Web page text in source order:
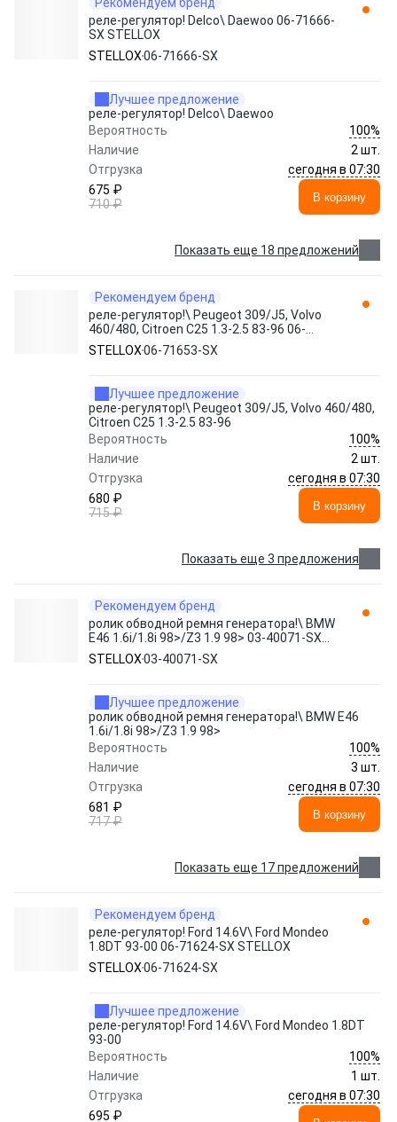
реле-регулятор! Delco\ Daewoo 06-71666-
SX STELLOX
STELLOX06-71666-SX
Лучшее предложение
реле-регулятор! Delco\ Daewoo
Вероятность
100%
Наличие
2 шт.
Отгрузка
сегодня в 07:30
675 ₽
710 ₽
В корзину
Показать еще 18 предложений
Рекомендуем бренд
реле-регулятор!\ Peugeot 309/J5, Volvo
460/480, Citroen C25 1.3-2.5 83-96 06-
71653-SX STELLOX
STELLOX06-71653-SX
Лучшее предложение
реле-регулятор!\ Peugeot 309/J5, Volvo 460/480,
Citroen C25 1.3-2.5 83-96
Вероятность
100%
Наличие
2 шт.
Отгрузка
сегодня в 07:30
680 ₽
715 ₽
В корзину
Показать еще 3 предложения
Рекомендуем бренд
ролик обводной ремня генератора!\ BMW
E46 1.6i/1.8i 98>/Z3 1.9 98> 03-40071-SX
STELLOX
STELLOX03-40071-SX
Лучшее предложение
ролик обводной ремня генератора!\ BMW E46
1.6i/1.8i 98>/Z3 1.9 98>
Вероятность
100%
Наличие
3 шт.
Отгрузка
сегодня в 07:30
681 ₽
717 ₽
В корзину
Показать еще 17 предложений
Рекомендуем бренд
реле-регулятор! Ford 14.6V\ Ford Mondeo
1.8DT 93-00 06-71624-SX STELLOX
STELLOX06-71624-SX
Лучшее предложение
реле-регулятор! Ford 14.6V\ Ford Mondeo 1.8DT
93-00
Вероятность
100%
Наличие
1 шт.
Отгрузка
сегодня в 07:30
695 ₽